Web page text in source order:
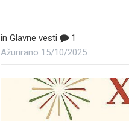
in Glavne vesti
1
Ažurirano 15/10/2025